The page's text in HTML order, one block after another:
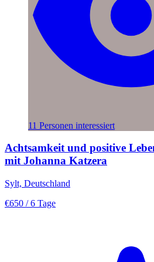
11 Personen interessiert
Achtsamkeit und positive
mit Johanna Katzera
Sylt, Deutschland
€650 / 6 Tage